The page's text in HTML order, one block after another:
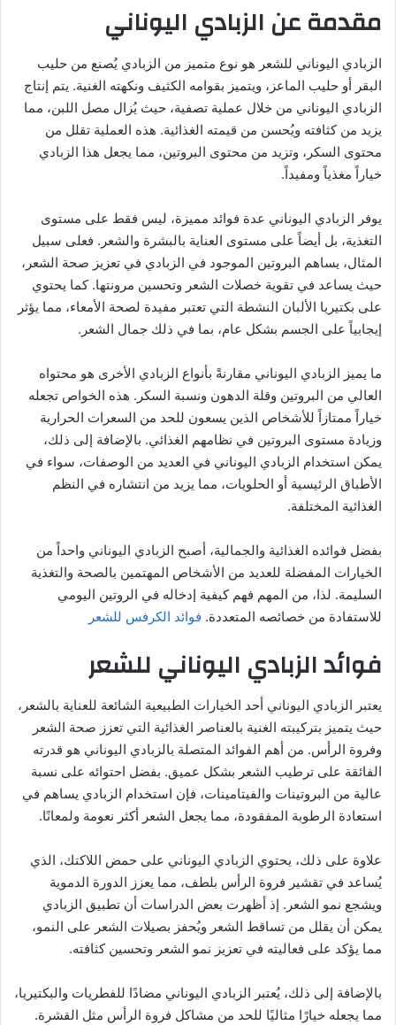
مقدمة عن الزبادي اليوناني
الزبادي اليوناني للشعر هو نوع متميز من الزبادي يُصنع من حليب
البقر أو حليب الماعز، ويتميز بقوامه الكثيف ونكهته الغنية. يتم إنتاج
الزبادي اليوناني من خلال عملية تصفية، حيث يُزال مصل اللبن، مما
يزيد من كثافته ويُحسن من قيمته الغذائية. هذه العملية تقلل من
محتوى السكر، وتزيد من محتوى البروتين، مما يجعل هذا الزبادي
خياراً مغذياً ومفيداً.
يوفر الزبادي اليوناني عدة فوائد مميزة، ليس فقط على مستوى
التغذية، بل أيضاً على مستوى العناية بالبشرة والشعر. فعلى سبيل
المثال، يساهم البروتين الموجود في الزبادي في تعزيز صحة الشعر،
حيث يساعد في تقوية خصلات الشعر وتحسين مرونتها. كما يحتوي
على بكتيريا الألبان النشطة التي تعتبر مفيدة لصحة الأمعاء، مما يؤثر
إيجابياً على الجسم بشكل عام، بما في ذلك جمال الشعر.
ما يميز الزبادي اليوناني مقارنةً بأنواع الزبادي الأخرى هو محتواه
العالي من البروتين وقلة الدهون ونسبة السكر. هذه الخواص تجعله
خياراً ممتازاً للأشخاص الذين يسعون للحد من السعرات الحرارية
وزيادة مستوى البروتين في نظامهم الغذائي. بالإضافة إلى ذلك،
يمكن استخدام الزبادي اليوناني في العديد من الوصفات، سواء في
الأطباق الرئيسية أو الحلويات، مما يزيد من انتشاره في النظم
الغذائية المختلفة.
بفضل فوائده الغذائية والجمالية، أصبح الزبادي اليوناني واحداً من
الخيارات المفضلة للعديد من الأشخاص المهتمين بالصحة والتغذية
السليمة. لذا، من المهم فهم كيفية إدخاله في الروتين اليومي
للاستفادة من خصائصه المتعددة. فوائد الكرفس للشعر
فوائد الزبادي اليوناني للشعر
يعتبر الزبادي اليوناني أحد الخيارات الطبيعية الشائعة للعناية بالشعر،
حيث يتميز بتركيبته الغنية بالعناصر الغذائية التي تعزز صحة الشعر
وفروة الرأس. من أهم الفوائد المتصلة بالزبادي اليوناني هو قدرته
الفائقة على ترطيب الشعر بشكل عميق. بفضل احتوائه على نسبة
عالية من البروتينات والفيتامينات، فإن استخدام الزبادي يساهم في
استعادة الرطوبة المفقودة، مما يجعل الشعر أكثر نعومة ولمعانًا.
علاوة على ذلك، يحتوي الزبادي اليوناني على حمض اللاكتك، الذي
يُساعد في تقشير فروة الرأس بلطف، مما يعزز الدورة الدموية
ويشجع نمو الشعر. إذ أظهرت بعض الدراسات أن تطبيق الزبادي
يمكن أن يقلل من تساقط الشعر ويُحفز بصيلات الشعر على النمو،
مما يؤكد على فعاليته في تعزيز نمو الشعر وتحسين كثافته.
بالإضافة إلى ذلك، يُعتبر الزبادي اليوناني مضادًا للفطريات والبكتيريا،
مما يجعله خيارًا مثاليًا للحد من مشاكل فروة الرأس مثل القشرة.